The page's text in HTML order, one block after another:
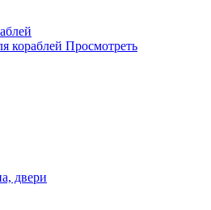
кораблей Просмотреть
двери